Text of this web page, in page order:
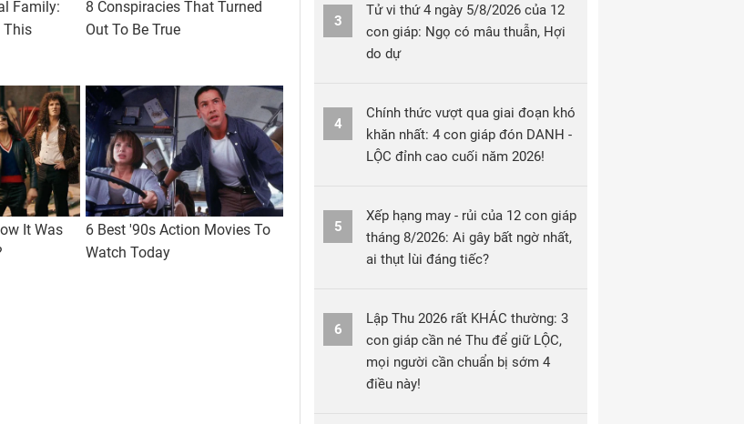
3
Tử vi thứ 4 ngày 5/8/2026 của 12
con giáp: Ngọ có mâu thuẫn, Hợi
do dự
4
Chính thức vượt qua giai đoạn khó
khăn nhất: 4 con giáp đón DANH -
LỘC đỉnh cao cuối năm 2026!
5
Xếp hạng may - rủi của 12 con giáp
tháng 8/2026: Ai gây bất ngờ nhất,
ai thụt lùi đáng tiếc?
6
Lập Thu 2026 rất KHÁC thường: 3
con giáp cần né Thu để giữ LỘC,
mọi người cần chuẩn bị sớm 4
điều này!